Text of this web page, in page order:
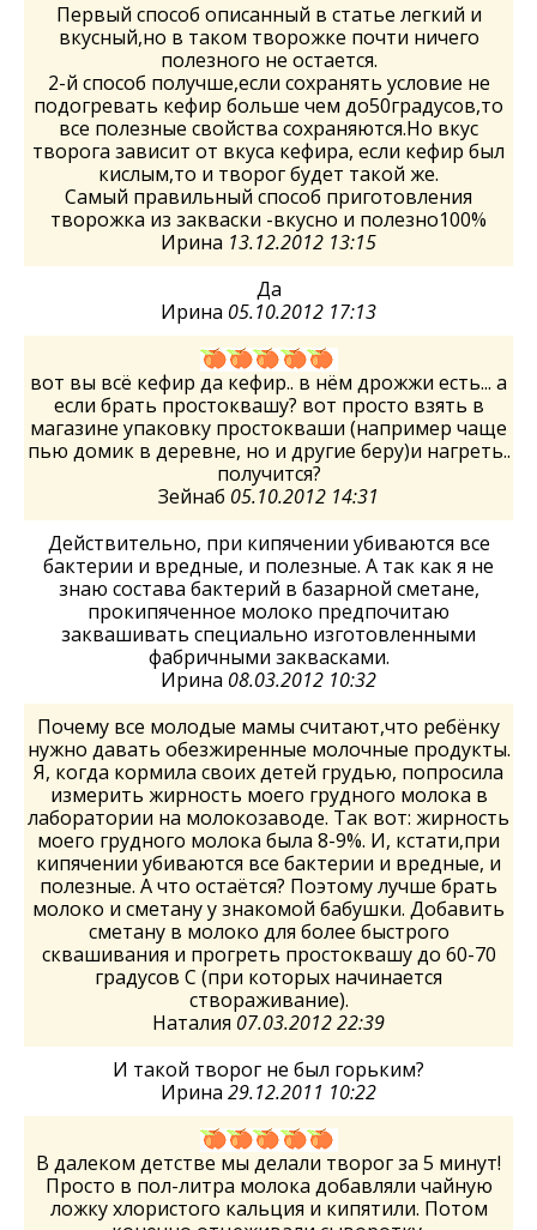
Первый способ описанный в статье легкий и
вкусный,но в таком творожке почти ничего
полезного не остается.
2-й способ получше,если сохранять условие не
подогревать кефир больше чем до50градусов,то
все полезные свойства сохраняются.Но вкус
творога зависит от вкуса кефира, если кефир был
кислым,то и творог будет такой же.
Самый правильный способ приготовления
творожка из закваски -вкусно и полезно100%
Ирина 13.12.2012 13:15
Да
Ирина 05.10.2012 17:13
вот вы всё кефир да кефир.. в нём дрожжи есть... а
если брать простоквашу? вот просто взять в
магазине упаковку простокваши (например чаще
пью домик в деревне, но и другие беру)и нагреть..
получится?
Зейнаб 05.10.2012 14:31
Действительно, при кипячении убиваются все
бактерии и вредные, и полезные. А так как я не
знаю состава бактерий в базарной сметане,
прокипяченное молоко предпочитаю
заквашивать специально изготовленными
фабричными заквасками.
Ирина 08.03.2012 10:32
Почему все молодые мамы считают,что ребёнку
нужно давать обезжиренные молочные продукты.
Я, когда кормила своих детей грудью, попросила
измерить жирность моего грудного молока в
лаборатории на молокозаводе. Так вот: жирность
моего грудного молока была 8-9%. И, кстати,при
кипячении убиваются все бактерии и вредные, и
полезные. А что остаётся? Поэтому лучше брать
молоко и сметану у знакомой бабушки. Добавить
сметану в молоко для более быстрого
сквашивания и прогреть простоквашу до 60-70
градусов С (при которых начинается
створаживание).
Наталия 07.03.2012 22:39
И такой творог не был горьким?
Ирина 29.12.2011 10:22
В далеком детстве мы делали творог за 5 минут!
Просто в пол-литра молока добавляли чайную
ложку хлористого кальция и кипятили. Потом